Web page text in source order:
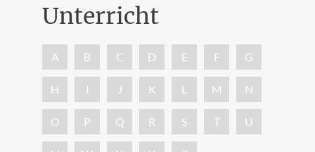
Unterricht
A B C D E F G
H I J K L M N
O P Q R S T U